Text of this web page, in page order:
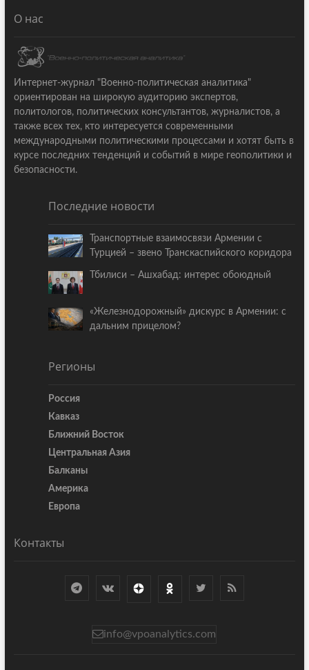
О нас
Интернет-журнал "Военно-политическая аналитика"
ориентирован на широкую аудиторию экспертов,
политологов, политических консультантов, журналистов, а
также всех тех, кто интересуется современными
международными политическими процессами и хотят быть в
курсе последних тенденций и событий в мире геополитики и
безопасности.
Последние новости
Транспортные взаимосвязи Армении с
Турцией – звено Транскаспийского коридора
Тбилиси – Ашхабад: интерес обоюдный
«Железнодорожный» дискурс в Армении: с
дальним прицелом?
Регионы
Россия
Кавказ
Ближний Восток
Центральная Азия
Балканы
Америка
Европа
Контакты
info@vpoanalytics.com